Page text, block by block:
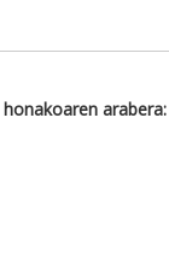
arabera